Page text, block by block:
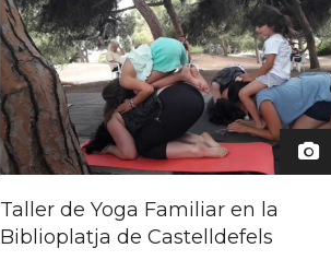
Taller de Yoga Familiar en la
Biblioplatja de Castelldefels